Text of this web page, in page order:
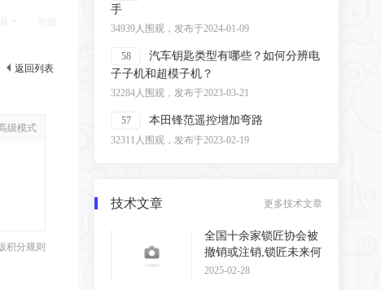
手
34939人围观，发布于2024-01-09
58
汽车钥匙类型有哪些？如何分辨电
子子机和超模子机？
32284人围观，发布于2023-03-21
57 本田锋范遥控增加弯路
32311人围观，发布于2023-02-19
技术文章 更多技术文章
全国十余家锁匠协会被
撤销或注销,锁匠未来何
去何从?
2025-02-28
返回列表
级模式
积分规则